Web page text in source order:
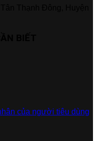
của người tiêu dùng